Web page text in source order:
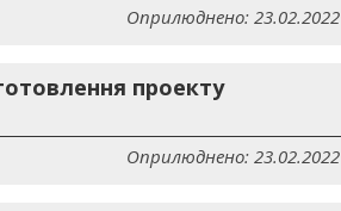
Оприлюднено: 23.02.2022
проекту
Оприлюднено: 23.02.2022